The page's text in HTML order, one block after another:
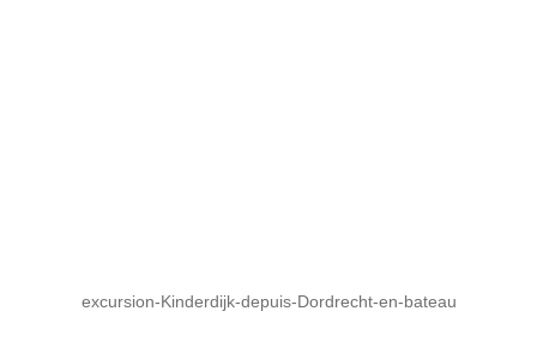
excursion-Kinderdijk-depuis-Dordrecht-en-bateau